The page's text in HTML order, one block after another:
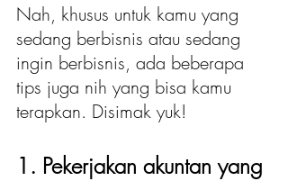
Nah, khusus untuk kamu yang
sedang berbisnis atau sedang
ingin berbisnis, ada beberapa
tips juga nih yang bisa kamu
terapkan. Disimak yuk!
1. Pekerjakan akuntan yang